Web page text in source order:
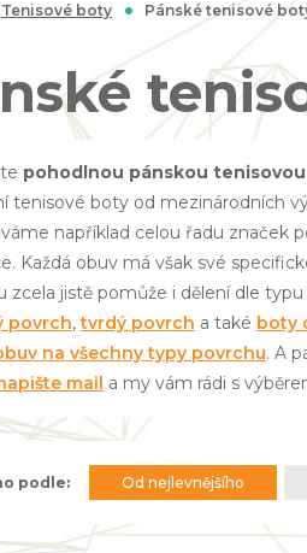
Tenisové boty Pánské tenisové
pohodlnou pánskou
tenisové boty od mezinárodních
například celou řadu značek
Každá obuv má však své
zcela jistě pomůže i dělení dle
povrch,tvrdý povrch a také boty
na všechny typy povrchu. A
mail a my vám rádi s
podle: Od nejlevnějšího